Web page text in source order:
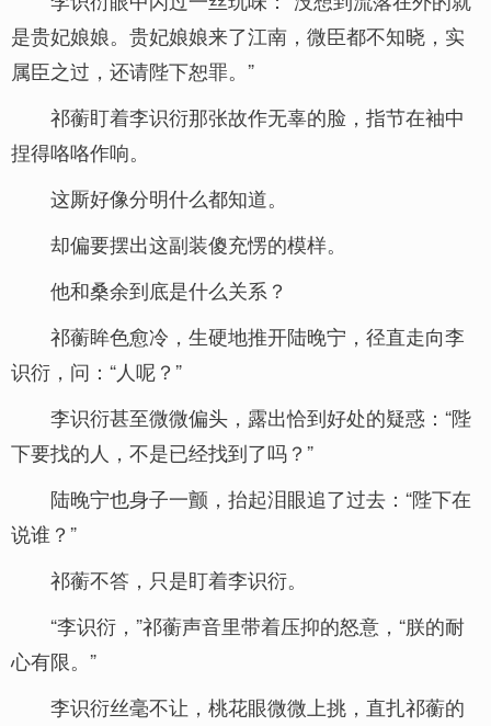
是贵妃娘娘。贵妃娘娘来了江南，微臣都不知晓，实
属臣之过，还请陛下恕罪。”
祁蘅盯着李识衍那张故作无辜的脸，指节在袖中
捏得咯咯作响。
这厮好像分明什么都知道。
却偏要摆出这副装傻充愣的模样。
他和桑余到底是什么关系？
祁蘅眸色愈冷，生硬地推开陆晚宁，径直走向李
识衍，问：“人呢？”
李识衍甚至微微偏头，露出恰到好处的疑惑：“陛
下要找的人，不是已经找到了吗？”
陆晚宁也身子一颤，抬起泪眼追了过去：“陛下在
说谁？”
祁蘅不答，只是盯着李识衍。
“李识衍，”祁蘅声音里带着压抑的怒意，“朕的耐
心有限。”
李识衍丝毫不让，桃花眼微微上挑，直扎祁蘅的